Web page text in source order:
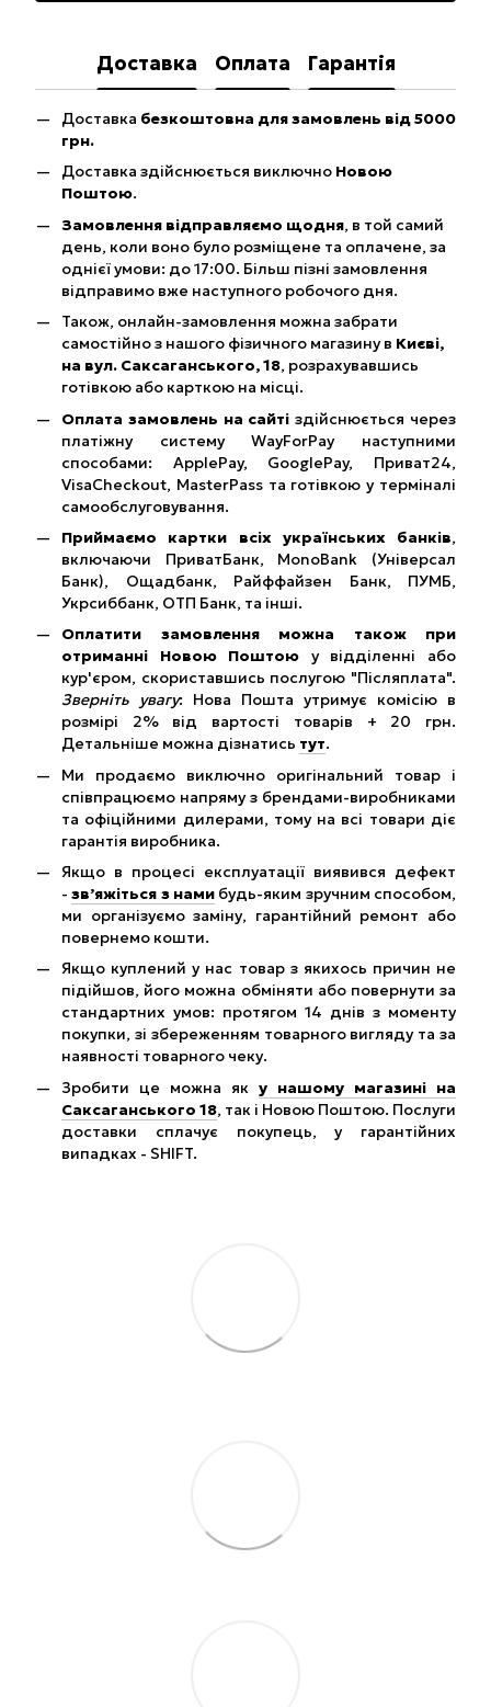
Доставка Оплата Гарантія
Доставка безкоштовна для замовлень від 5000
грн.
Доставка здійснюється виключно Новою
Поштою.
Замовлення відправляємо щодня, в той самий
день, коли воно було розміщене та оплачене, за
однієї умови: до 17:00. Більш пізні замовлення
відправимо вже наступного робочого дня.
Також, онлайн-замовлення можна забрати
самостійно з нашого фізичного магазину в Києві,
на вул. Саксаганського, 18, розрахувавшись
готівкою або карткою на місці.
Оплата замовлень на сайтіздійснюється через
платіжну систему WayForPay наступними
способами: ApplePay, GooglePay, Приват24,
VisaCheckout, MasterPass та готівкою у терміналі
самообслуговування.
Приймаємо картки всіх українських банків,
включаючи ПриватБанк, MonoBank (Універсал
Банк), Ощадбанк, Райффайзен Банк, ПУМБ,
Укрсиббанк, ОТП Банк, та інші.
Оплатити замовлення можна також при
отриманні Новою Поштою у відділенні або
кур'єром, скориставшись послугою "Післяплата".
Зверніть увагу: Нова Пошта утримує комісію в
розмірі 2% від вартості товарів + 20 грн.
Детальніше можна дізнатись тут.
Ми продаємо виключно оригінальний товар і
співпрацюємо напряму з брендами-виробниками
та офіційними дилерами, тому на всі товари діє
гарантія виробника.
Якщо в процесі експлуатації виявився дефект
-зв’яжіться з нами будь-яким зручним способом,
ми організуємо заміну, гарантійний ремонт або
повернемо кошти.
Якщо куплений у нас товар з якихось причин не
підійшов, його можна обміняти або повернути за
стандартних умов: протягом 14 днів з моменту
покупки, зі збереженням товарного вигляду та за
наявності товарного чеку.
Зробити це можна як у нашому магазині на
Саксаганського 18, так і Новою Поштою. Послуги
доставки сплачує покупець, у гарантійних
випадках - SHIFT.